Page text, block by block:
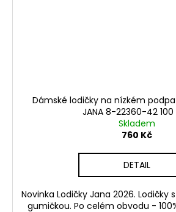
Dámské lodičky na nízkém
JANA 8-22360-42
Skladem
760 Kč
DETAIL
Novinka Lodičky Jana 2026.
gumičkou. Po celém obvodu -